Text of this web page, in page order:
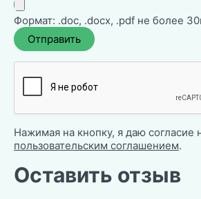
Формат: .doc, .docx, .pdf не более
Нажимая на кнопку, я даю согласие
пользовательским соглашением.
Оставить отзыв